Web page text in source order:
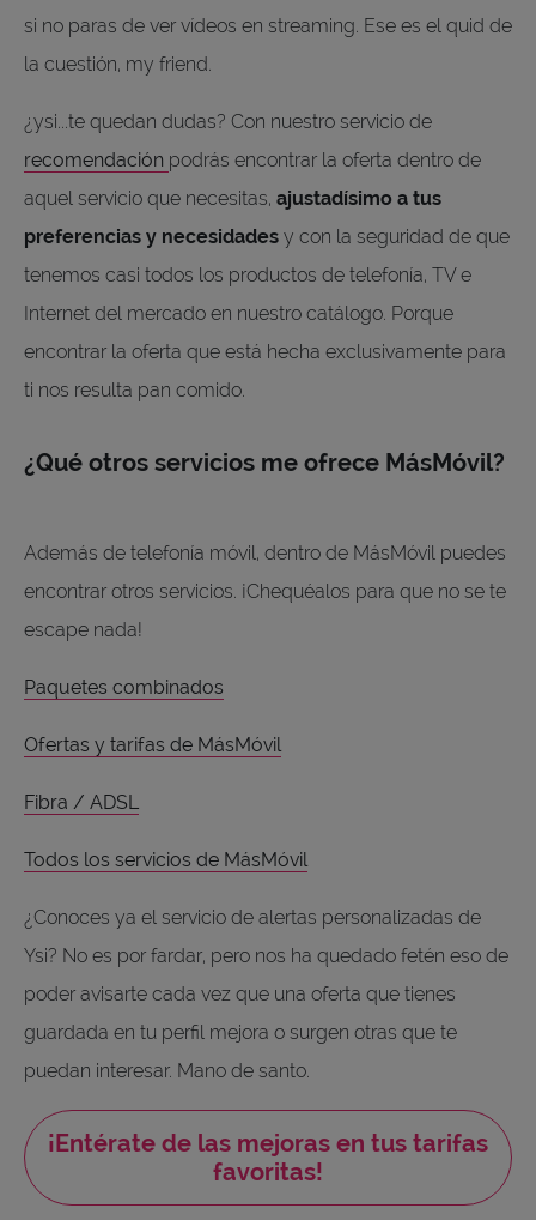
si no paras de ver vídeos en streaming. Ese es el quid de
la cuestión, my friend.
¿ysi...te quedan dudas? Con nuestro servicio de
recomendación podrás encontrar la oferta dentro de
aquel servicio que necesitas, ajustadísimo a tus
preferencias y necesidades y con la seguridad de que
tenemos casi todos los productos de telefonía, TV e
Internet del mercado en nuestro catálogo. Porque
encontrar la oferta que está hecha exclusivamente para
ti nos resulta pan comido.
¿Qué otros servicios me ofrece MásMóvil?
Además de telefonía móvil, dentro de MásMóvil puedes
encontrar otros servicios. ¡Chequéalos para que no se te
escape nada!
Paquetes combinados
Ofertas y tarifas de MásMóvil
Fibra / ADSL
Todos los servicios de MásMóvil
¿Conoces ya el servicio de alertas personalizadas de
Ysi? No es por fardar, pero nos ha quedado fetén eso de
poder avisarte cada vez que una oferta que tienes
guardada en tu perfil mejora o surgen otras que te
puedan interesar. Mano de santo.
¡Entérate de las mejoras en tus tarifas
favoritas!